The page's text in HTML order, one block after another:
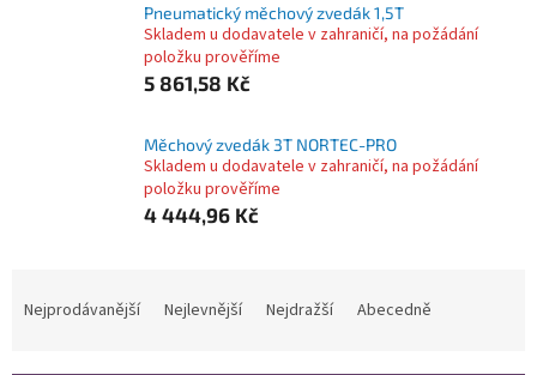
Pneumatický měchový zvedák 1,5T
Skladem u dodavatele v zahraničí, na požádání
položku prověříme
5 861,58 Kč
Měchový zvedák 3T NORTEC-PRO
Skladem u dodavatele v zahraničí, na požádání
položku prověříme
4 444,96 Kč
Nejprodávanější Nejlevnější Nejdražší Abecedně